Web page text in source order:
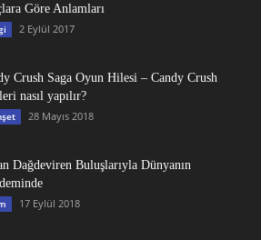
Göre Anlamları
2 Eylül 2017
Crush Saga Oyun Hilesi – Candy Crush
nasıl yapılır?
28 Mayıs 2018
Dağdeviren Buluşlarıyla Dünyanın
17 Eylül 2018